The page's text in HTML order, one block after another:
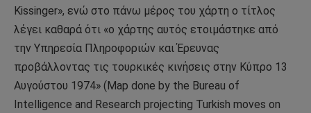
Kissinger», ενώ στο πάνω μέρος του χάρτη ο τίτλος
λέγει καθαρά ότι «ο χάρτης αυτός ετοιμάστηκε από
την Υπηρεσία Πληροφοριών και Έρευνας
προβάλλοντας τις τουρκικές κινήσεις στην Κύπρο 13
Αυγούστου 1974» (Map done by the Bureau of
Intelligence and Research projecting Turkish moves on